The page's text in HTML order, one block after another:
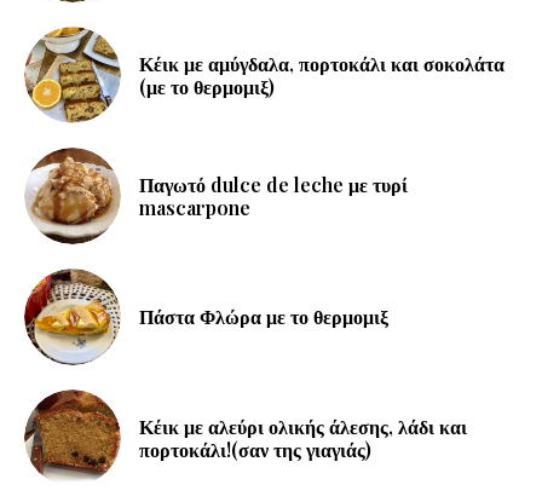
Κέικ με αμύγδαλα, πορτοκάλι και σοκολάτα
(με το θερμομιξ)
Παγωτό dulce de leche με τυρί
mascarpone
Πάστα Φλώρα με το θερμομιξ
Κέικ με αλεύρι ολικής άλεσης, λάδι και
πορτοκάλι!(σαν της γιαγιάς)